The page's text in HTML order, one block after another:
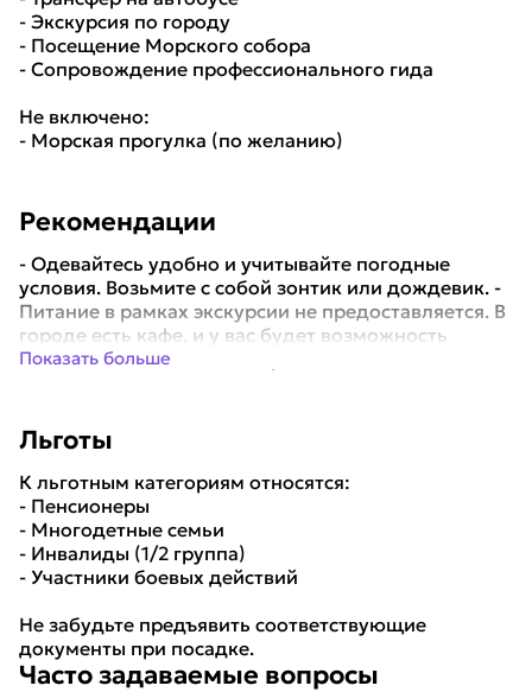
- Экскурсия по городу
- Посещение Морского собора
- Сопровождение профессионального гида
Не включено:
- Морская прогулка (по желанию)
Рекомендации
- Одевайтесь удобно и учитывайте погодные
условия. Возьмите с собой зонтик или дождевик. -
Питание в рамках экскурсии не предоставляется. В
городе есть кафе, и у вас будет возможность
посетить их в свободное время. Такж...
Показать больше
Льготы
К льготным категориям относятся:
- Пенсионеры
- Многодетные семьи
- Инвалиды (1/2 группа)
- Участники боевых действий
Не забудьте предъявить соответствующие
документы при посадке.
Часто задаваемые вопросы